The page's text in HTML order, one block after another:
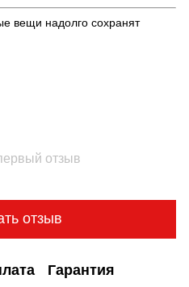
вещи надолго сохранят
отзыв
отзыв
Гарантия